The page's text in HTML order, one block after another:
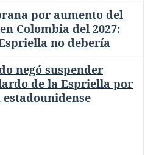
por aumento del
Colombia del 2027:
no debería
negó suspender
de la Espriella por